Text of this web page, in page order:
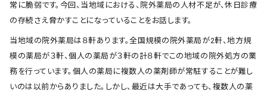
常に脆弱です。今回、当地域における、院外薬局の人材不足が、休日診療
の存続さえ脅かすことになっていることをお話します。
当地域の院外薬局は８軒あります。全国規模の院外薬局が2軒、地方規
模の薬局が３軒、個人の薬局が３軒の計８軒でこの地域の院外処方の業
務を行っています。個人の薬局に複数人の薬剤師が常駐することが難し
いのは以前からありました。しかし、最近は大手であっても、複数人の薬